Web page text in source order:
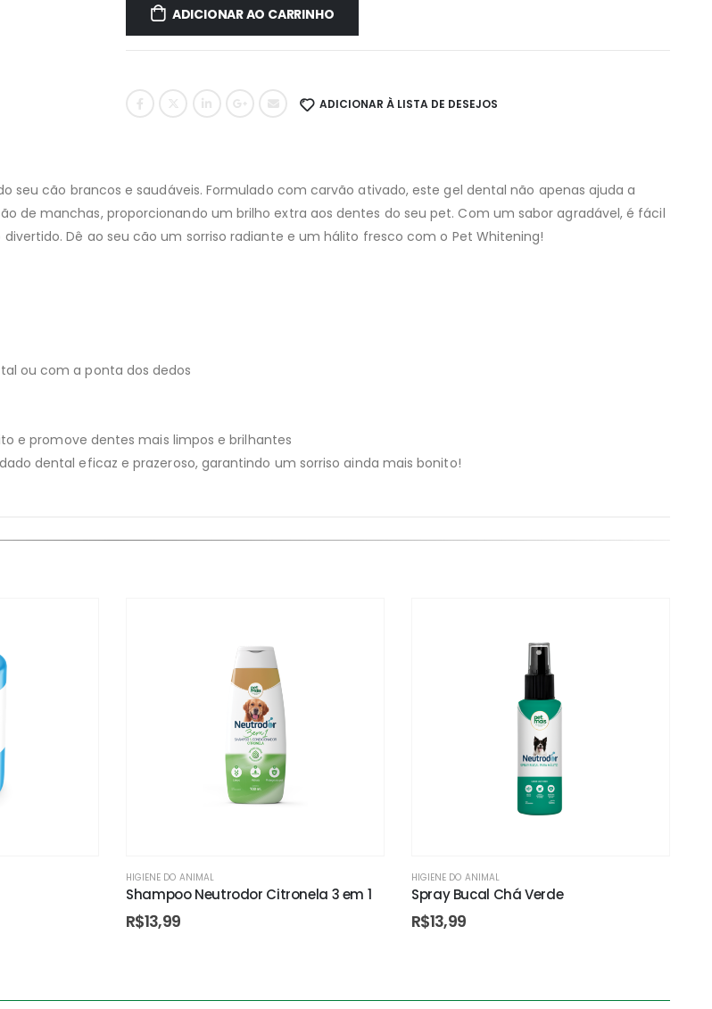
ADICIONAR AO CARRINHO
ADICIONAR À LISTA DE DESEJOS
seu cão brancos e saudáveis. Formulado com carvão ativado, este gel dental não apenas ajuda a
manchas, proporcionando um brilho extra aos dentes do seu pet. Com um sabor agradável, é fácil
Dê ao seu cão um sorriso radiante e um hálito fresco com o Pet Whitening!
ou com a ponta dos dedos
e promove dentes mais limpos e brilhantes
dental eficaz e prazeroso, garantindo um sorriso ainda mais bonito!
HIGIENE DO ANIMAL
Shampoo Neutrodor Citronela 3 em 1
R$13,99
HIGIENE DO ANIMAL
Spray Bucal Chá Verde
R$13,99